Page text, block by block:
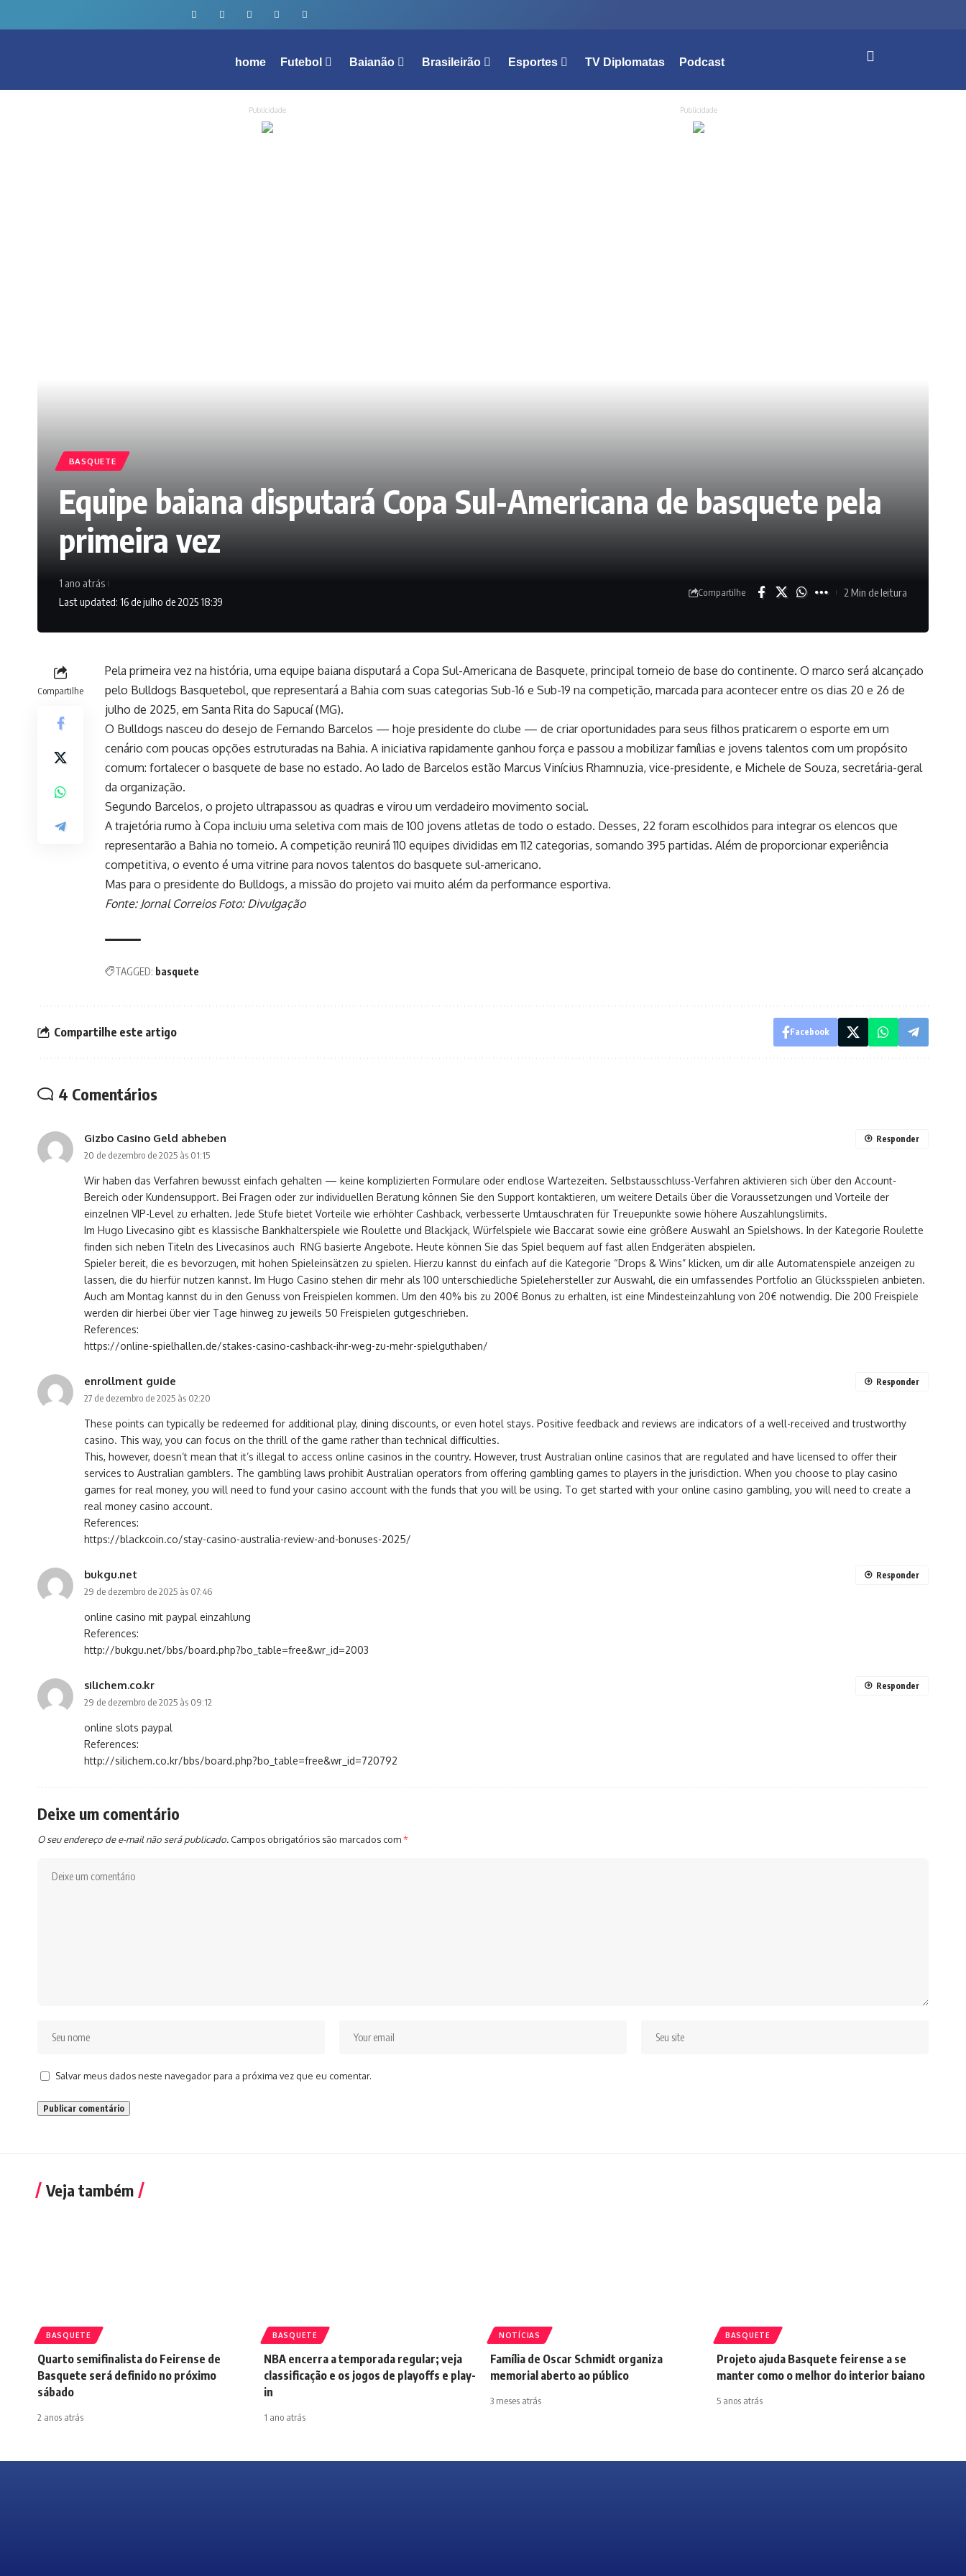
home Futebol Baianão Brasileirão Esportes TV Diplomatas Podcast
Publicidade Publicidade
BASQUETE
Equipe baiana disputará Copa Sul-Americana de basquete pela
primeira vez
Last updated: 16 de julho de 2025 18:39
1 ano atrás
Compartilhe 2 Min de leitura
Compartilhe
Pela primeira vez na história, uma equipe baiana disputará a Copa Sul-Americana de Basquete, principal torneio de base do continente. O marco será alcançado
pelo Bulldogs Basquetebol, que representará a Bahia com suas categorias Sub-16 e Sub-19 na competição, marcada para acontecer entre os dias 20 e 26 de
julho de 2025, em Santa Rita do Sapucaí (MG).
O Bulldogs nasceu do desejo de Fernando Barcelos — hoje presidente do clube — de criar oportunidades para seus filhos praticarem o esporte em um
cenário com poucas opções estruturadas na Bahia. A iniciativa rapidamente ganhou força e passou a mobilizar famílias e jovens talentos com um propósito
comum: fortalecer o basquete de base no estado. Ao lado de Barcelos estão Marcus Vinícius Rhamnuzia, vice-presidente, e Michele de Souza, secretária-geral
da organização.
Segundo Barcelos, o projeto ultrapassou as quadras e virou um verdadeiro movimento social.
A trajetória rumo à Copa incluiu uma seletiva com mais de 100 jovens atletas de todo o estado. Desses, 22 foram escolhidos para integrar os elencos que
representarão a Bahia no torneio. A competição reunirá 110 equipes divididas em 112 categorias, somando 395 partidas. Além de proporcionar experiência
competitiva, o evento é uma vitrine para novos talentos do basquete sul-americano.
Mas para o presidente do Bulldogs, a missão do projeto vai muito além da performance esportiva.
Fonte: Jornal Correios Foto: Divulgação
TAGGED: basquete
Compartilhe este artigo Facebook
4 Comentários
Gizbo Casino Geld abheben
20 de dezembro de 2025 às 01:15
Wir haben das Verfahren bewusst einfach gehalten — keine komplizierten Formulare oder endlose Wartezeiten. Selbstausschluss-Verfahren aktivieren sich über den Account-
Bereich oder Kundensupport. Bei Fragen oder zur individuellen Beratung können Sie den Support kontaktieren, um weitere Details über die Voraussetzungen und Vorteile der
einzelnen VIP-Level zu erhalten. Jede Stufe bietet Vorteile wie erhöhter Cashback, verbesserte Umtauschraten für Treuepunkte sowie höhere Auszahlungslimits.
Im Hugo Livecasino gibt es klassische Bankhalterspiele wie Roulette und Blackjack, Würfelspiele wie Baccarat sowie eine größere Auswahl an Spielshows. In der Kategorie Roulette
finden sich neben Titeln des Livecasinos auch RNG basierte Angebote. Heute können Sie das Spiel bequem auf fast allen Endgeräten abspielen.
Spieler bereit, die es bevorzugen, mit hohen Spieleinsätzen zu spielen. Hierzu kannst du einfach auf die Kategorie “Drops & Wins” klicken, um dir alle Automatenspiele anzeigen zu
lassen, die du hierfür nutzen kannst. Im Hugo Casino stehen dir mehr als 100 unterschiedliche Spielehersteller zur Auswahl, die ein umfassendes Portfolio an Glücksspielen anbieten.
Auch am Montag kannst du in den Genuss von Freispielen kommen. Um den 40% bis zu 200€ Bonus zu erhalten, ist eine Mindesteinzahlung von 20€ notwendig. Die 200 Freispiele
werden dir hierbei über vier Tage hinweg zu jeweils 50 Freispielen gutgeschrieben.
References:
https://online-spielhallen.de/stakes-casino-cashback-ihr-weg-zu-mehr-spielguthaben/
Responder
enrollment guide
27 de dezembro de 2025 às 02:20
These points can typically be redeemed for additional play, dining discounts, or even hotel stays. Positive feedback and reviews are indicators of a well-received and trustworthy
casino. This way, you can focus on the thrill of the game rather than technical difficulties.
This, however, doesn’t mean that it’s illegal to access online casinos in the country. However, trust Australian online casinos that are regulated and have licensed to offer their
services to Australian gamblers. The gambling laws prohibit Australian operators from offering gambling games to players in the jurisdiction. When you choose to play casino
games for real money, you will need to fund your casino account with the funds that you will be using. To get started with your online casino gambling, you will need to create a
real money casino account.
References:
https://blackcoin.co/stay-casino-australia-review-and-bonuses-2025/
Responder
bukgu.net
29 de dezembro de 2025 às 07:46
online casino mit paypal einzahlung
References:
http://bukgu.net/bbs/board.php?bo_table=free&wr_id=2003
Responder
silichem.co.kr
29 de dezembro de 2025 às 09:12
online slots paypal
References:
http://silichem.co.kr/bbs/board.php?bo_table=free&wr_id=720792
Responder
Deixe um comentário
O seu endereço de e-mail não será publicado. Campos obrigatórios são marcados com*
Salvar meus dados neste navegador para a próxima vez que eu comentar.
Veja também
BASQUETE
Quarto semifinalista do Feirense de
Basquete será definido no próximo
sábado
2 anos atrás
BASQUETE
NBA encerra a temporada regular; veja
classificação e os jogos de playoffs e play-
in
1 ano atrás
NOTÍCIAS
Família de Oscar Schmidt organiza
memorial aberto ao público
3 meses atrás
BASQUETE
Projeto ajuda Basquete feirense a se
manter como o melhor do interior baiano
5 anos atrás